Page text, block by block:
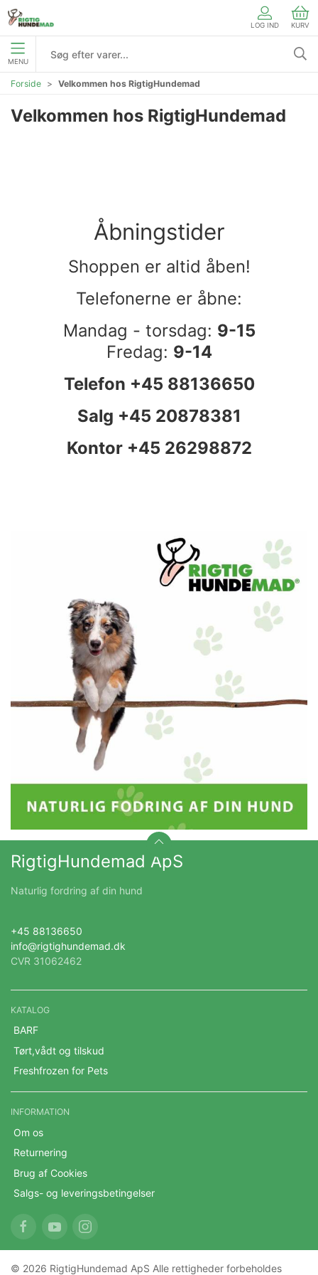
LOG IND KURV
MENU
Forside Velkommen hos RigtigHundemad
Velkommen hos RigtigHundemad
Åbningstider
Shoppen er altid åben!
Telefonerne er åbne:
Mandag - torsdag: 9-15
Fredag: 9-14
Telefon +45 88136650
Salg +45 20878381
Kontor +45 26298872
RigtigHundemad ApS
Naturlig fordring af din hund
+45 88136650
info@rigtighundemad.dk
CVR 31062462
KATALOG
BARF
Tørt,vådt og tilskud
Freshfrozen for Pets
INFORMATION
Om os
Returnering
Brug af Cookies
Salgs- og leveringsbetingelser
© 2026 RigtigHundemad ApS Alle rettigheder forbeholdes